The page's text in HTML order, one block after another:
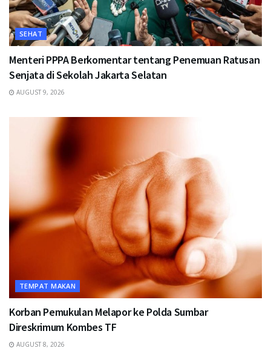
SEHAT
Menteri PPPA Berkomentar tentang Penemuan Ratusan
Senjata di Sekolah Jakarta Selatan
AUGUST 9, 2026
TEMPAT MAKAN
Korban Pemukulan Melapor ke Polda Sumbar
Direskrimum Kombes TF
AUGUST 8, 2026